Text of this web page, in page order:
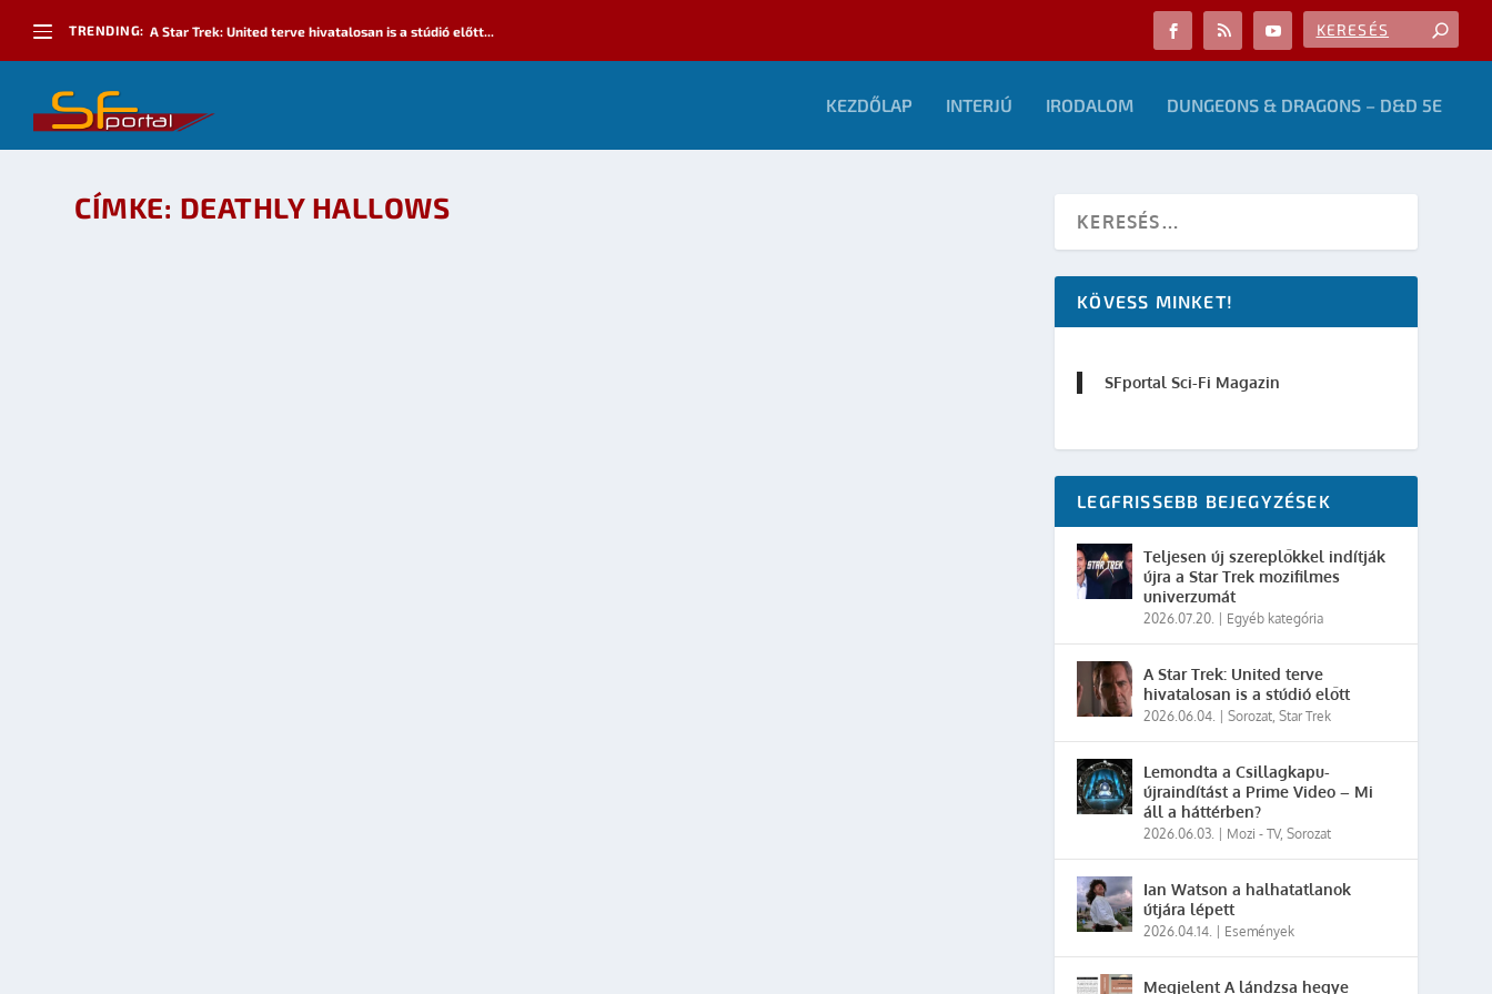
TRENDING: A Star Trek: United terve hivatalosan is a stúdió előtt...
KEZDŐLAP INTERJÚ IRODALOM DUNGEONS & DRAGONS – D&D 5E
CÍMKE: DEATHLY HALLOWS
KÖVESS MINKET!
SFportal Sci-Fi Magazin
LEGFRISSEBB BEJEGYZÉSEK
Teljesen új szereplőkkel indítják
újra a Star Trek mozifilmes
univerzumát
2026.07.20. Egyéb kategória
A Star Trek: United terve
hivatalosan is a stúdió előtt
2026.06.04. |Sorozat,Star Trek
Lemondta a Csillagkapu-
újraindítást a Prime Video – Mi
áll a háttérben?
2026.06.03. Mozi - TV,Sorozat
Ian Watson a halhatatlanok
útjára lépett
2026.04.14. Események
Megjelent A lándzsa hegye